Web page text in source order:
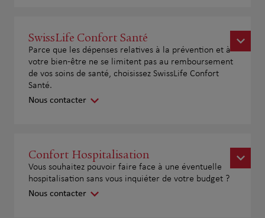
SwissLife Confort Santé
Parce que les dépenses relatives à la prévention et à
votre bien-être ne se limitent pas au remboursement
de vos soins de santé, choisissez SwissLife Confort
Santé.
Nous contacter
Confort Hospitalisation
Vous souhaitez pouvoir faire face à une éventuelle
hospitalisation sans vous inquiéter de votre budget ?
Nous contacter